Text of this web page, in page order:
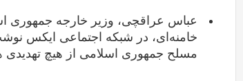
عباس عراقچی، وزیر خارجه جمهوری
خامنه‌ای، در شبکه اجتماعی ایکس
مسلح جمهوری اسلامی از هیچ تهدیدی